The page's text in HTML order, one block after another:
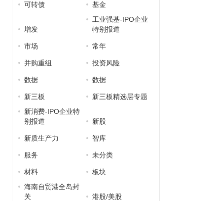
可转债 基金
增发
工业强基-IPO企业
特别报道
市场 常年
并购重组 投资风险
数据 数据
新三板
新三板精选层专题
新消费-IPO企业特
别报道
新股
新质生产力 智库
服务 未分类
材料
板块
海南自贸港全岛封
关
港股/美股